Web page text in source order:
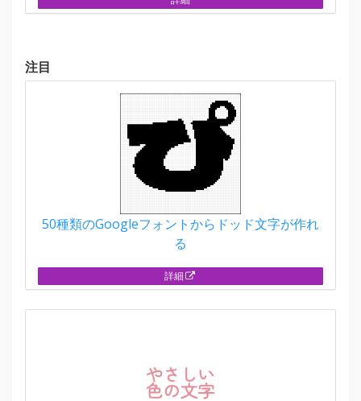
注目
50種類のGoogleフォントからドッド文字が作れ
る
詳細